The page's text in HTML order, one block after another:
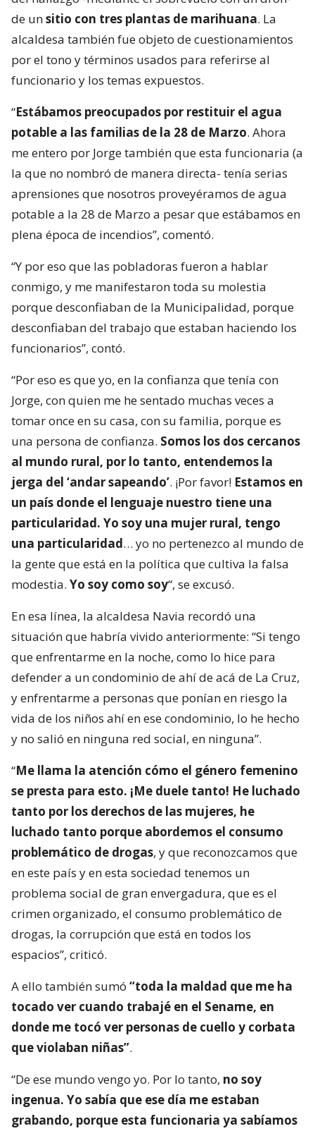
de unsitio con tres plantas de marihuana. La
alcaldesa también fue objeto de cuestionamientos
por el tono y términos usados para referirse al
funcionario y los temas expuestos.
“Estábamos preocupados por restituir el agua
potable a las familias de la 28 de Marzo. Ahora
me entero por Jorge también que esta funcionaria (a
la que no nombró de manera directa- tenía serias
aprensiones que nosotros proveyéramos de agua
potable a la 28 de Marzo a pesar que estábamos en
plena época de incendios”, comentó.
“Y por eso que las pobladoras fueron a hablar
conmigo, y me manifestaron toda su molestia
porque desconfiaban de la Municipalidad, porque
desconfiaban del trabajo que estaban haciendo los
funcionarios”, contó.
“Por eso es que yo, en la confianza que tenía con
Jorge, con quien me he sentado muchas veces a
tomar once en su casa, con su familia, porque es
una persona de confianza. Somos los dos cercanos
al mundo rural, por lo tanto, entendemos la
jerga del ‘andar sapeando’. ¡Por favor! Estamos en
un país donde el lenguaje nuestro tiene una
particularidad. Yo soy una mujer rural, tengo
una particularidad… yo no pertenezco al mundo de
la gente que está en la política que cultiva la falsa
modestia. Yo soy como soy“, se excusó.
En esa línea, la alcaldesa Navia recordó una
situación que habría vivido anteriormente: “Si tengo
que enfrentarme en la noche, como lo hice para
defender a un condominio de ahí de acá de La Cruz,
y enfrentarme a personas que ponían en riesgo la
vida de los niños ahí en ese condominio, lo he hecho
y no salió en ninguna red social, en ninguna”.
“Me llama la atención cómo el género femenino
se presta para esto. ¡Me duele tanto! He luchado
tanto por los derechos de las mujeres, he
luchado tanto porque abordemos el consumo
problemático de drogas, y que reconozcamos que
en este país y en esta sociedad tenemos un
problema social de gran envergadura, que es el
crimen organizado, el consumo problemático de
drogas, la corrupción que está en todos los
espacios”, criticó.
A ello también sumó “toda la maldad que me ha
tocado ver cuando trabajé en el Sename, en
donde me tocó ver personas de cuello y corbata
que violaban niñas”.
“De ese mundo vengo yo. Por lo tanto, no soy
ingenua. Yo sabía que ese día me estaban
grabando, porque esta funcionaria ya sabíamos